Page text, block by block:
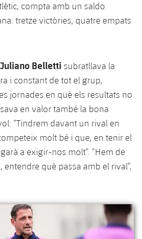
de rodes
Masculí
compta amb un saldo
tretze victòries, quatre empats
Juliano Belletti subratllava la
i constant de tot el grup,
jornades en què els resultats no
en valor també la bona
“Tindrem davant un rival en
molt bé i que, en tenir el
a exigir-nos molt”. “Hem de
què passa amb el rival”,